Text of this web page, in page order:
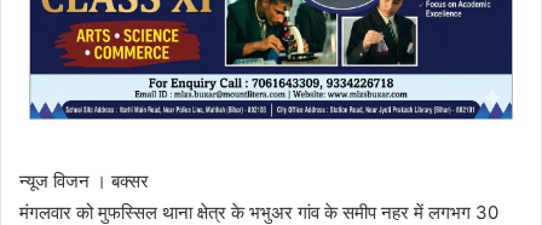
न्यूज विजन । बक्सर
मंगलवार को मुफस्सिल थाना क्षेत्र के भभुअर गांव के समीप नहर में लगभग 30